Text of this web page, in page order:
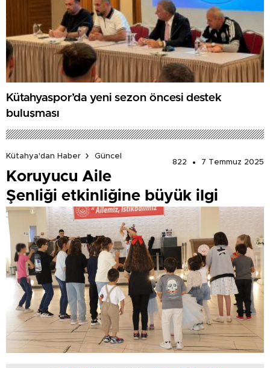
Kütahyaspor’da yeni sezon öncesi destek
buluşması
Kütahya'dan Haber
Güncel
822
7 Temmuz 2025
Koruyucu Aile
Şenliği etkinliğine büyük ilgi